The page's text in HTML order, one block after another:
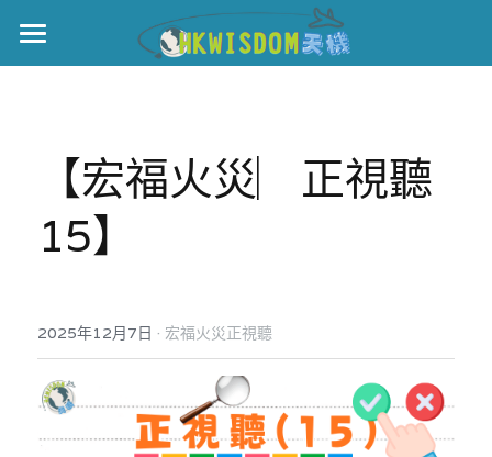
主頁
伊美戰爭
黎智英案
美西媒體謊言實錄
宏福‧革新
宏福火災正視聽
港聞
中國
國際
【宏福火災︳正視聽
15】
2025年12月7日 · 宏福火災正視聽